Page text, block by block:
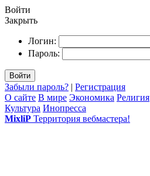
Войти
Закрыть
Логин:
Пароль:
Войти
Забыли пароль? | Регистрация
О сайте В мире Экономика Религия
Культура Инопресса
MixliP Территория вебмастера!